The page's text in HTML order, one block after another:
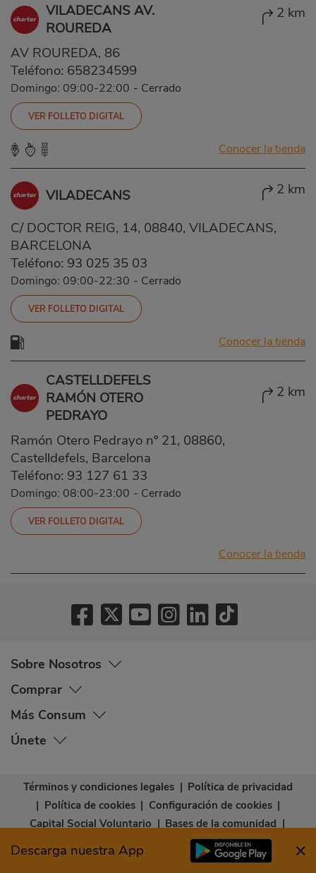
VILADECANS AV.
ROUREDA
2 km
AV ROUREDA, 86
Teléfono: 658234599
Domingo: 09:00-22:00 - Cerrado
VER FOLLETO DIGITAL
Conocer la tienda
VILADECANS 2 km
C/ DOCTOR REIG, 14, 08840, VILADECANS,
BARCELONA
Teléfono: 93 025 35 03
Domingo: 09:00-22:30 - Cerrado
VER FOLLETO DIGITAL
Conocer la tienda
CASTELLDEFELS
RAMÓN OTERO
PEDRAYO
2 km
Ramón Otero Pedrayo nº 21, 08860,
Castelldefels, Barcelona
Teléfono: 93 127 61 33
Domingo: 08:00-23:00 - Cerrado
VER FOLLETO DIGITAL
Conocer la tienda
Sobre Nosotros
Comprar
Más Consum
Únete
Descarga nuestra App
Términos y condiciones legales | Política de privacidad
| Política de cookies | Configuración de cookies |
Capital Social Voluntario | Bases de la comunidad |
Declaración de accesibilidad
© Copyright - Consum Cooperativa 2026